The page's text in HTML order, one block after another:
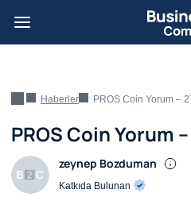
Haberler PROS Coin Yorum –
PROS Coin Yorum
zeynep Bozduman
Katkıda Bulunan